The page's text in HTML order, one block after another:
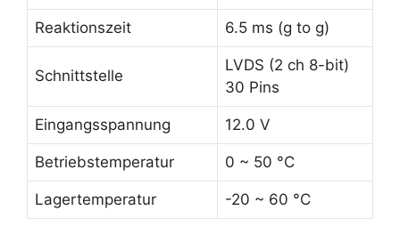
Reaktionszeit 6.5 ms (g to g)
Schnittstelle
LVDS (2 ch 8-bit)
30 Pins
Eingangsspannung 12.0 V
Betriebstemperatur 0 ~ 50 °C
Lagertemperatur -20 ~ 60 °C